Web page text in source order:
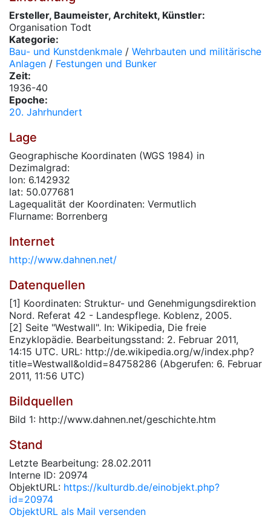
Ersteller, Baumeister, Architekt, Künstler:
Organisation Todt
Kategorie:
Bau- und Kunstdenkmale / Wehrbauten und militärische
Anlagen / Festungen und Bunker
Zeit:
1936-40
Epoche:
20. Jahrhundert
Lage
Geographische Koordinaten (WGS 1984) in
Dezimalgrad:
lon: 6.142932
lat: 50.077681
Lagequalität der Koordinaten: Vermutlich
Flurname: Borrenberg
Internet
http://www.dahnen.net/
Datenquellen
[1] Koordinaten: Struktur- und Genehmigungsdirektion
Nord. Referat 42 - Landespflege. Koblenz, 2005.
[2] Seite "Westwall". In: Wikipedia, Die freie
Enzyklopädie. Bearbeitungsstand: 2. Februar 2011,
14:15 UTC. URL: http://de.wikipedia.org/w/index.php?
title=Westwall&oldid=84758286 (Abgerufen: 6. Februar
2011, 11:56 UTC)
Bildquellen
Bild 1: http://www.dahnen.net/geschichte.htm
Stand
Letzte Bearbeitung: 28.02.2011
Interne ID: 20974
ObjektURL: https://kulturdb.de/einobjekt.php?
id=20974
ObjektURL als Mail versenden